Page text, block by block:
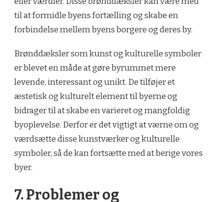
til at formidle byens fortælling og skabe en
forbindelse mellem byens borgere og deres by.
Brønddæksler som kunst og kulturelle symboler
er blevet en måde at gøre byrummet mere
levende, interessant og unikt. De tilføjer et
æstetisk og kulturelt element til byerne og
bidrager til at skabe en varieret og mangfoldig
byoplevelse. Derfor er det vigtigt at værne om og
værdsætte disse kunstværker og kulturelle
symboler, så de kan fortsætte med at berige vores
byer.
7. Problemer og